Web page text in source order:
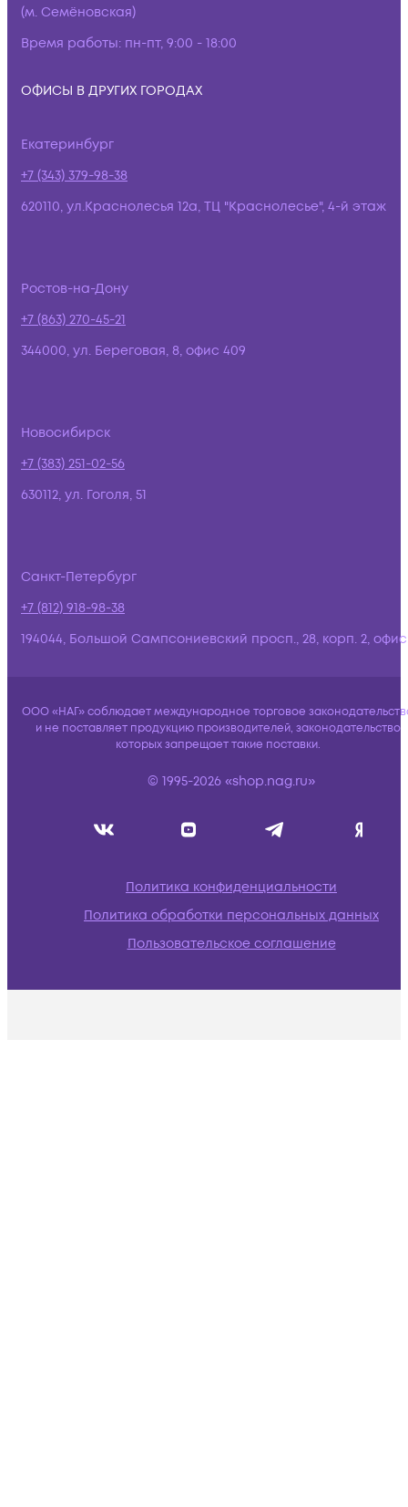
(м. Семёновская)
Время работы: пн-пт, 9:00 - 18:00
ОФИСЫ В ДРУГИХ ГОРОДАХ
Екатеринбург
+7 (343) 379-98-38
620110, ул.Краснолесья 12а, ТЦ "Краснолесье", 4-й этаж
Ростов-на-Дону
+7 (863) 270-45-21
344000, ул. Береговая, 8, офис 409
Новосибирск
+7 (383) 251-02-56
630112, ул. Гоголя, 51
Санкт-Петербург
+7 (812) 918-98-38
194044, Большой Сампсониевский просп., 28, корп. 2,
ООО «НАГ» соблюдает международное торговое
и не поставляет продукцию производителей, законодательство
которых запрещает такие поставки.
© 1995-2026 «shop.nag.ru»
Политика конфиденциальности
Политика обработки персональных данных
Пользовательское соглашение